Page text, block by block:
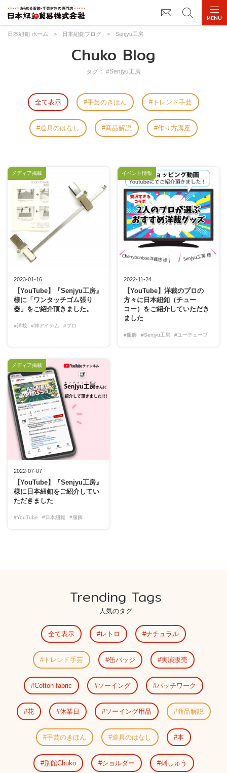
日本紐釦 ホーム > 日本紐釦ブログ > Senjyu工房
Chuko Blog
タグ： #Senjyu工房
全て表示 手芸のきほん トレンド手芸
道具のはなし 商品解説 作り方講座
2023-01-16
【YouTube】『Senjyu工房』
様に「ワンタッチゴム張り
器」をご紹介頂きました。
#洋裁 #神アイテム #プロ
メディア掲載
2022-11-24
【YouTube】洋裁のプロの
方々に日本紐釦（チュー
コー）をご紹介していただき
ました
#服飾 #Senjyu工房 #ユーチューブ
イベント情報
2022-07-07
【YouTube】『Senjyu工房』
様に日本紐釦をご紹介してい
ただきました
#YouTube #日本紐釦 #服飾
メディア掲載
Trending Tags
人気のタグ
全て表示 レトロ ナチュラル
トレンド手芸 缶バッジ 実演販売
Cotton fabric ソーイング パッチワーク
花 休業日 ソーイング用品 商品解説
手芸のきほん 道具のはなし 本
別館Chuko ショルダー 刺しゅう